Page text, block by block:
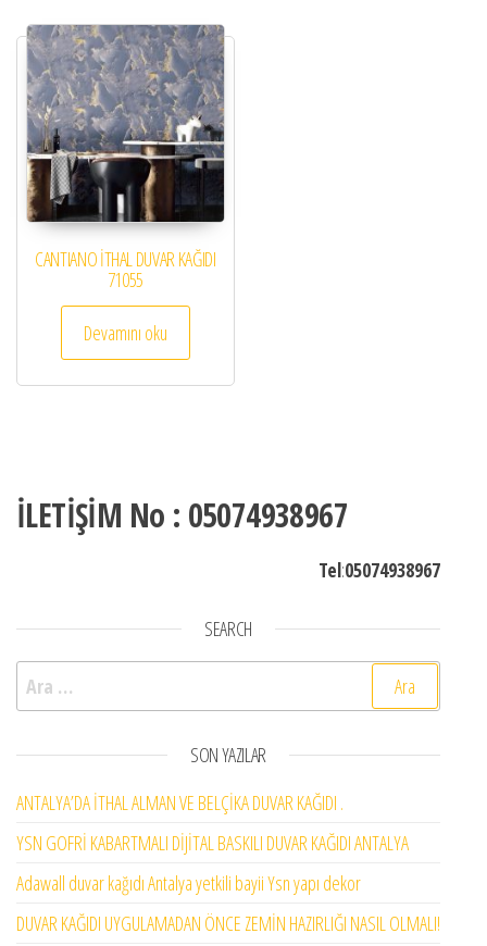
CANTIANO İTHAL DUVAR KAĞIDI
71055
Devamını oku
İLETİŞİM No : 05074938967
Tel:05074938967
SEARCH
Arama:
SON YAZILAR
ANTALYA’DA İTHAL ALMAN VE BELÇİKA DUVAR KAĞIDI .
YSN GOFRİ KABARTMALI DİJİTAL BASKILI DUVAR KAĞIDI ANTALYA
Adawall duvar kağıdı Antalya yetkili bayii Ysn yapı dekor
DUVAR KAĞIDI UYGULAMADAN ÖNCE ZEMİN HAZIRLIĞI NASIL OLMALI!